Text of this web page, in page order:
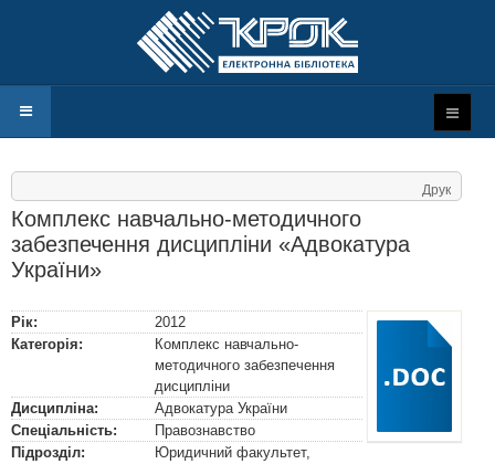
Друк
Комплекс навчально-методичного
забезпечення дисципліни «Адвокатура
України»
Рік:
2012
Категорія:
Комплекс навчально-
методичного забезпечення
дисципліни
Дисципліна:
Адвокатура України
Спеціальність:
Правознавство
Підрозділ:
Юридичний факультет,